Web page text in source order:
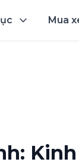
Mua